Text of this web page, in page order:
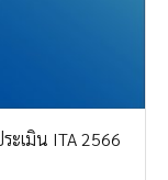
ะเมิน ITA 2566